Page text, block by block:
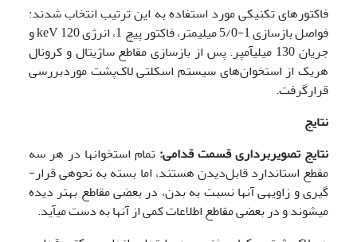
فاکتورهای تکنیکی مورد استفاده به این ترتیب انتخاب شدند:
فواصل بازسازی 1-5/0 میلی­متر، فاکتور پیچ 1، انرژی keV 120 و
جریان 130 میلی­آمپر. پس از بازسازی مقاطع ساژیتال و کرونال
هریک از استخوان‌های سیستم اسکلتی لاک‌پشت موردبررسی
قرارگرفت.
نتایج
نتایج تصویربرداری قسمت قدامی: تمام استخوان­ها در هر سه
مقطع استاندارد قابل‌دیدن هستند، اما بسته به نحوه­ی قرار­
گیری و زاویه­ی آن­ها نسبت به بدن، در بعضی مقاطع بهتر دیده
می­شوند و در بعضی مقاطع اطلاعات کمی از آن­ها به دست می­آید.